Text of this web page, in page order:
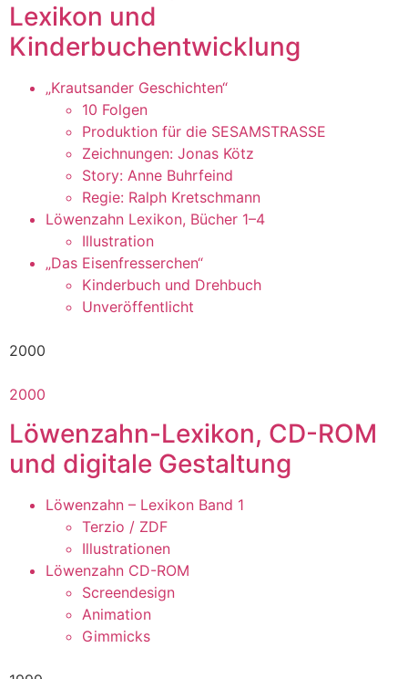
Lexikon und
Kinderbuchentwicklung
„Krautsander Geschichten“
10 Folgen
Produktion für die SESAMSTRASSE
Zeichnungen: Jonas Kötz
Story: Anne Buhrfeind
Regie: Ralph Kretschmann
Löwenzahn Lexikon, Bücher 1–4
Illustration
„Das Eisenfresserchen“
Kinderbuch und Drehbuch
Unveröffentlicht
2000
2000
Löwenzahn-Lexikon, CD-ROM
und digitale Gestaltung
Löwenzahn – Lexikon Band 1
Terzio / ZDF
Illustrationen
Löwenzahn CD-ROM
Screendesign
Animation
Gimmicks